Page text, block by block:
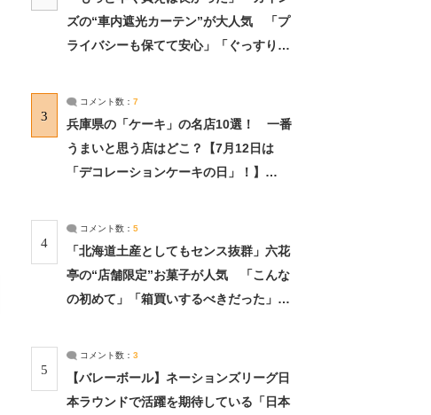
ズの“車内遮光カーテン”が大人気 「プ
ライバシーも保てて安心」「ぐっすり眠
3
コメント数： 7
兵庫県の「ケーキ」の名店10選！ 一番
うまいと思う店はどこ？【7月12日は
「デコレーションケーキの日」！】
4
コメント数： 5
「北海道土産としてもセンス抜群」六花
亭の“店舗限定”お菓子が人気 「こんな
の初めて」「箱買いするべきだった」
5
コメント数： 3
【バレーボール】ネーションズリーグ日
本ラウンドで活躍を期待している「日本